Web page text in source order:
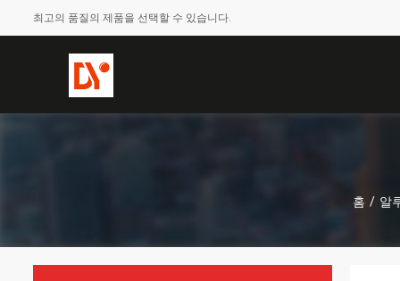
최고의 품질의 제품을 선택할 수 있습니다.
홈 / 알